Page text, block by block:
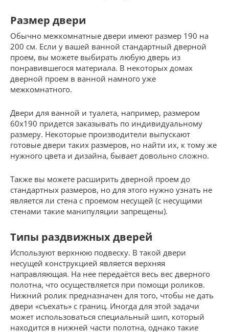
Размер двери
Обычно межкомнатные двери имеют размер 190 на
200 см. Если у вашей ванной стандартный дверной
проем, вы можете выбирать любую дверь из
понравившегося материала. В некоторых домах
дверной проем в ванной намного уже
межкомнатного.
Двери для ванной и туалета, например, размером
60х190 придется заказывать по индивидуальному
размеру. Некоторые производители выпускают
готовые двери таких размеров, но найти их, к тому же
нужного цвета и дизайна, бывает довольно сложно.
Также вы можете расширить дверной проем до
стандартных размеров, но для этого нужно узнать не
является ли стена с проемом несущей (с несущими
стенами такие манипуляции запрещены).
Типы раздвижных дверей
Используют верхнюю подвеску. В такой двери
несущей конструкцией является верхняя
направляющая. На нее передаётся весь вес дверного
полотна, что осуществляется при помощи роликов.
Нижний ролик предназначен для того, чтобы не дать
двери «съехать» с границ. Иногда для этой задачи
может использоваться специальный шип, который
находится в нижней части полотна, однако такие